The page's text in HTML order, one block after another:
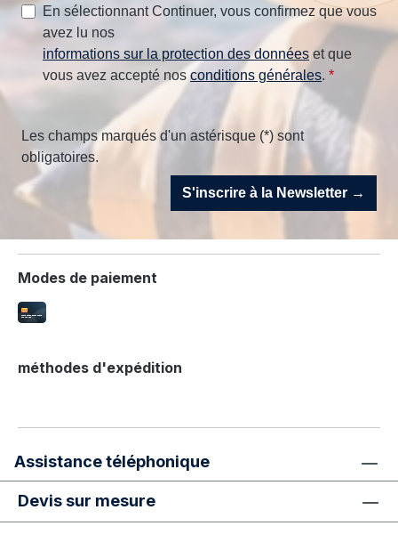
En sélectionnant Continuer, vous confirmez que vous
avez lu nos
informations sur la protection des données et que
vous avez accepté nos conditions générales. *
Les champs marqués d'un astérisque (*) sont
obligatoires.
S'inscrire à la Newsletter →
Modes de paiement
méthodes d'expédition
Assistance téléphonique
Devis sur mesure